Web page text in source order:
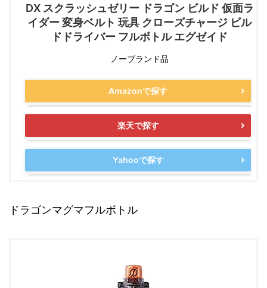
DX スクラッシュゼリー ドラゴン ビルド 仮面ラ
イダー 変身ベルト 玩具 クローズチャージ ビル
ドドライバー フルボトル エグゼイド
ノーブランド品
Amazonで探す
楽天で探す
Yahooで探す
ドラゴンマグマフルボトル